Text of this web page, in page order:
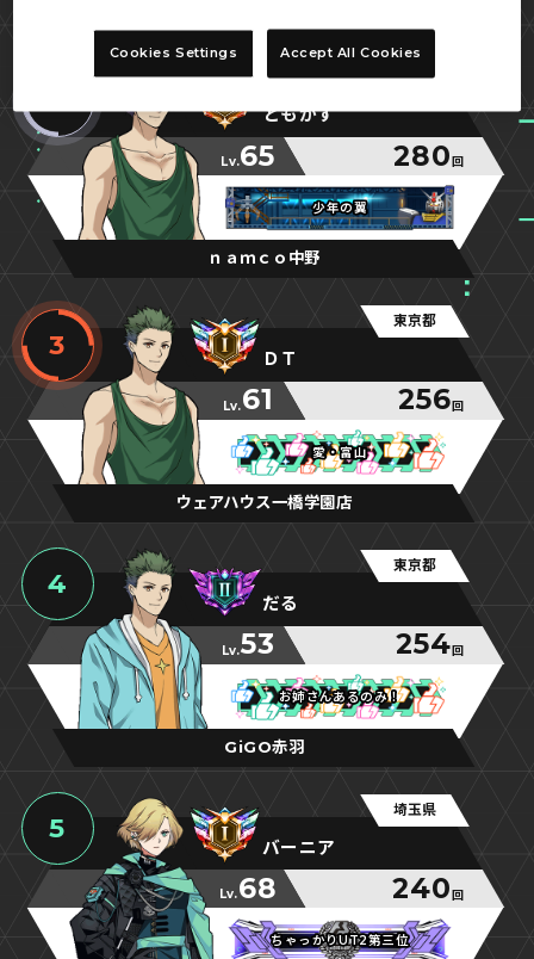
東京都
ともかず
Lv.65 280 回
少年の翼
少年の翼
少年の翼
ｎａｍｃｏ中野
3
東京都
ＤＴ
Lv.61 256 回
愛・富山
愛・富山
愛・富山
ウェアハウス一橋学園店
4
東京都
だる
Lv.53 254 回
お姉さんあるのみ！
お姉さんあるのみ！
お姉さんあるのみ！
GiGO赤羽
5
埼玉県
バーニア
Lv.68 240 回
ちゃっかりUT2第三位
ちゃっかりUT2第三位
ちゃっかりUT2第三位
Cookies Settings Accept All Cookies